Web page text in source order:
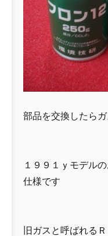
部品を交換したら
１９９１ｙモデル
仕様です
旧ガスと呼ばれる